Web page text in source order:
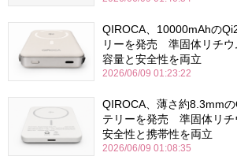
QIROCA、10000mAhの
リーを発売 準固体リチウ
容量と安全性を両立
2026/06/09 01:23:22
QIROCA、薄さ約8.3mm
テリーを発売 準固体リチ
安全性と携帯性を両立
2026/06/09 01:08:35